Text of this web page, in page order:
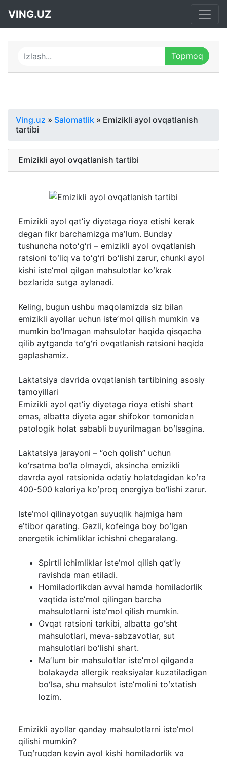
VING.UZ
Ving.uz » Salomatlik » Emizikli ayol ovqatlanish
tartibi
Emizikli ayol ovqatlanish tartibi
Emizikli ayol qatʼiy diyetaga rioya etishi kerak
degan fikr barchamizga maʼlum. Bunday
tushuncha notoʻgʻri – emizikli ayol ovqatlanish
ratsioni toʻliq va toʻgʻri boʻlishi zarur, chunki ayol
kishi isteʼmol qilgan mahsulotlar koʻkrak
bezlarida sutga aylanadi.
Keling, bugun ushbu maqolamizda siz bilan
emizikli ayollar uchun isteʼmol qilish mumkin va
mumkin boʻlmagan mahsulotar haqida qisqacha
qilib aytganda toʻgʻri ovqatlanish ratsioni haqida
gaplashamiz.
Laktatsiya davrida ovqatlanish tartibining asosiy
tamoyillari
Emizikli ayol qatʼiy diyetaga rioya etishi shart
emas, albatta diyeta agar shifokor tomonidan
patologik holat sababli buyurilmagan boʻlsagina.
Laktatsiya jarayoni – “och qolish” uchun
koʻrsatma boʻla olmaydi, aksincha emizikli
davrda ayol ratsionida odatiy holatdagidan koʻra
400-500 kaloriya koʻproq energiya boʻlishi zarur.
Isteʼmol qilinayotgan suyuqlik hajmiga ham
eʼtibor qarating. Gazli, kofeinga boy boʻlgan
energetik ichimliklar ichishni chegaralang.
Spirtli ichimliklar isteʼmol qilish qatʼiy
ravishda man etiladi.
Homiladorlikdan avval hamda homiladorlik
vaqtida isteʼmol qilingan barcha
mahsulotlarni isteʼmol qilish mumkin.
Ovqat ratsioni tarkibi, albatta goʻsht
mahsulotlari, meva-sabzavotlar, sut
mahsulotlari boʻlishi shart.
Maʼlum bir mahsulotlar isteʼmol qilganda
bolakayda allergik reaksiyalar kuzatiladigan
boʻlsa, shu mahsulot isteʼmolini toʻxtatish
lozim.
Emizikli ayollar qanday mahsulotlarni isteʼmol
qilishi mumkin?
Tugʻruqdan keyin ayol kishi homiladorlik va